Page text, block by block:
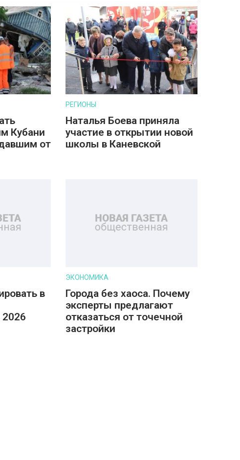
Кубани
от
РЕГИОНЫ
Наталья Боева приняла
участие в открытии новой
школы в Каневской
в
ЭКОНОМИКА
Города без хаоса. Почему
эксперты предлагают
отказаться от точечной
застройки